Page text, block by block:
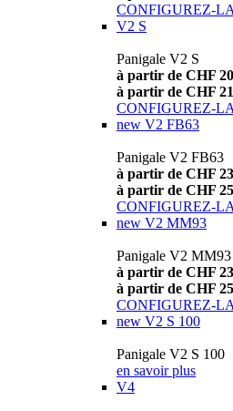
CONFIGUREZ-LA
V2 S
Panigale V2 S
à partir de CHF
à partir de CHF
CONFIGUREZ-LA
new V2 FB63
Panigale V2 FB63
à partir de CHF
à partir de CHF
CONFIGUREZ-LA
new V2 MM93
Panigale V2 MM93
à partir de CHF
à partir de CHF
CONFIGUREZ-LA
new V2 S 100
Panigale V2 S 100
en savoir plus
V4